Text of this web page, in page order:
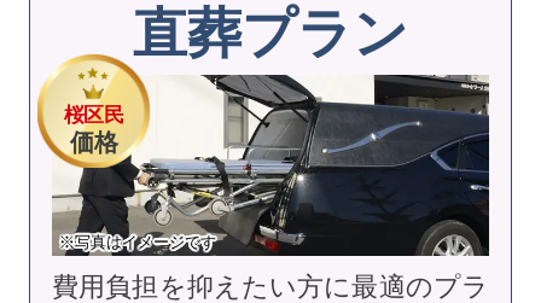
桜区民
価格
※写真はイメージです
直葬プラン
費用負担を抑えたい方に最適のプラ